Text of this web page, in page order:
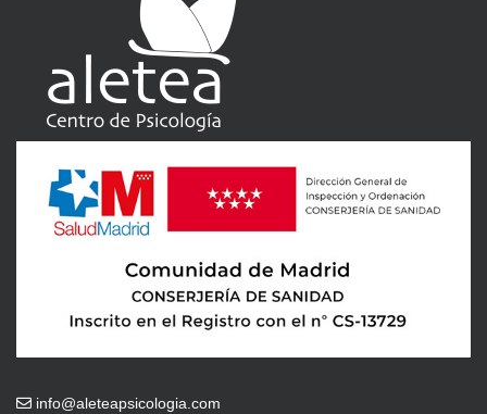
info@aleteapsicologia.com